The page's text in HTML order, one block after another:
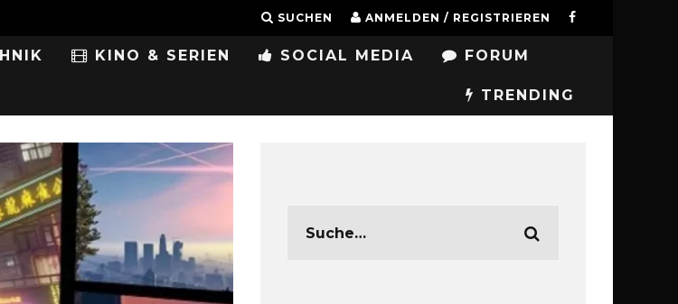
SUCHEN ANMELDEN / REGISTRIEREN
KINO & SERIEN SOCIAL MEDIA FORUM
TRENDING